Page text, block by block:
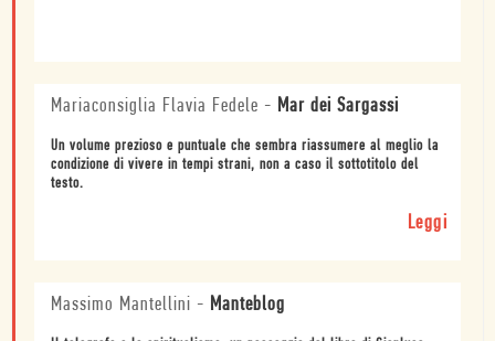
Mariaconsiglia Flavia Fedele - Mar dei Sargassi
Un volume prezioso e puntuale che sembra riassumere al meglio la
condizione di vivere in tempi strani, non a caso il sottotitolo del
testo.
Leggi
Massimo Mantellini - Manteblog